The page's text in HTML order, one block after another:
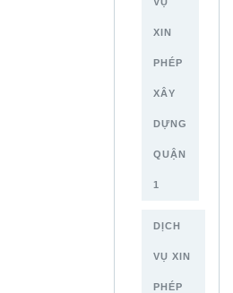
XIN
PHÉP
XÂY
DỰNG
QUẬN
1
DỊCH
VỤ XIN
PHÉP